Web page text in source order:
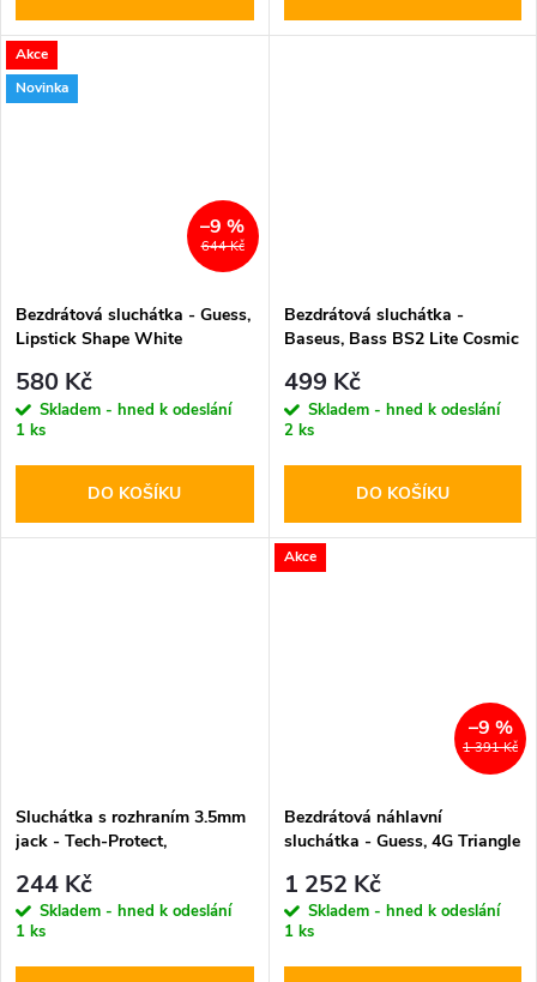
Akce
Novinka
644 Kč
–9 %
Bezdrátová sluchátka - Guess,
Lipstick Shape White
580 Kč
Skladem - hned k odeslání
1 ks
DO KOŠÍKU
Bezdrátová sluchátka -
Baseus, Bass BS2 Lite Cosmic
499 Kč
Skladem - hned k odeslání
2 ks
DO KOŠÍKU
Sluchátka s rozhraním 3.5mm
jack - Tech-Protect,
White
244 Kč
Skladem - hned k odeslání
1 ks
Akce
1 391 Kč
–9 %
Bezdrátová náhlavní
sluchátka - Guess, 4G Triangle
1 252 Kč
Skladem - hned k odeslání
1 ks